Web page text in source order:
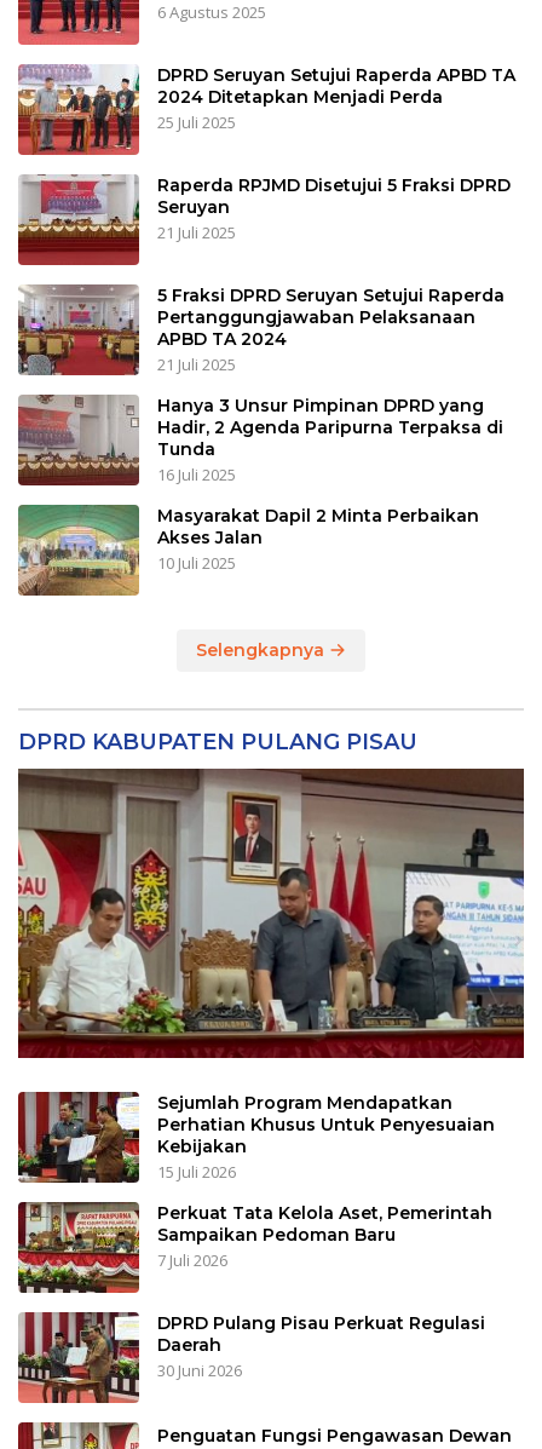
6 Agustus 2025
DPRD Seruyan Setujui Raperda APBD TA
2024 Ditetapkan Menjadi Perda
25 Juli 2025
Raperda RPJMD Disetujui 5 Fraksi DPRD
Seruyan
21 Juli 2025
5 Fraksi DPRD Seruyan Setujui Raperda
Pertanggungjawaban Pelaksanaan
APBD TA 2024
21 Juli 2025
Hanya 3 Unsur Pimpinan DPRD yang
Hadir, 2 Agenda Paripurna Terpaksa di
Tunda
16 Juli 2025
Masyarakat Dapil 2 Minta Perbaikan
Akses Jalan
10 Juli 2025
Selengkapnya
DPRD KABUPATEN PULANG PISAU
Sejumlah Program Mendapatkan
Perhatian Khusus Untuk Penyesuaian
Kebijakan
15 Juli 2026
Perkuat Tata Kelola Aset, Pemerintah
Sampaikan Pedoman Baru
7 Juli 2026
DPRD Pulang Pisau Perkuat Regulasi
Daerah
30 Juni 2026
Penguatan Fungsi Pengawasan Dewan